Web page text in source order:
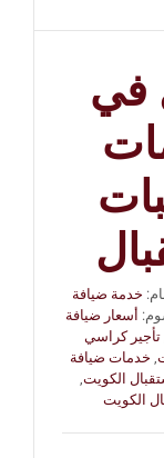
في
خدمة ضيافة
أسعار ضيافة
,تأجير كراسي
, خدمات ضيافة
الكويت
الكويت